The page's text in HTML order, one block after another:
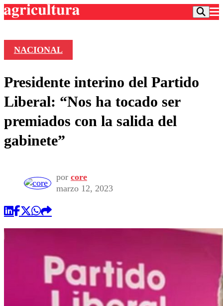
Frecuencias
Agricultura TV
Deportes
Colo Colo
Motor
Torneo Internacional
Torneo Nacional
Entretención
Noticias
Internacional
Nacional
Vida Social
Programas
Comercial
NACIONAL
Presidente interino del Partido
Liberal: “Nos ha tocado ser
premiados con la salida del
gabinete”
por core
marzo 12, 2023